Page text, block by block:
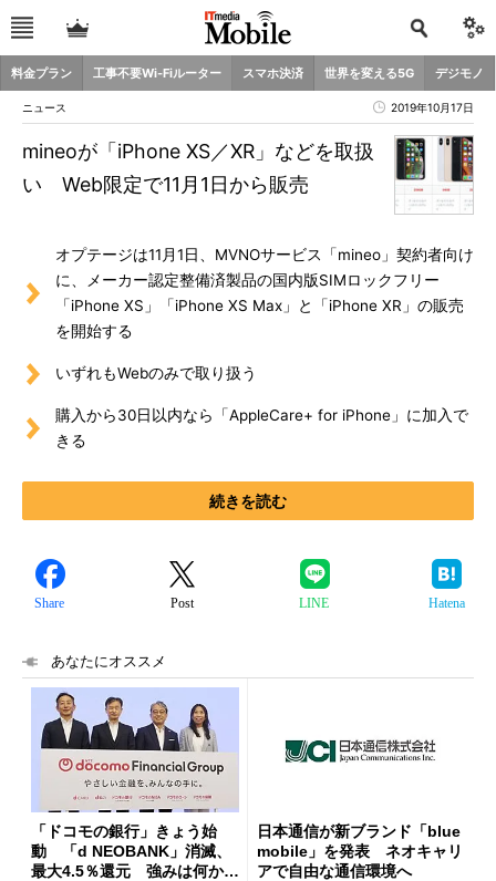
料金プラン 工事不要Wi-Fiルーター スマホ決済 世界を変える5G デジモノ
ニュース 2019年10月17日
mineoが「iPhone XS／XR」などを取扱
い Web限定で11月1日から販売
オプテージは11月1日、MVNOサービス「mineo」契約者向け
に、メーカー認定整備済製品の国内版SIMロックフリー
「iPhone XS」「iPhone XS Max」と「iPhone XR」の販売
を開始する
いずれもWebのみで取り扱う
購入から30日以内なら「AppleCare+ for iPhone」に加入で
きる
続きを読む
Share Post LINE Hatena
あなたにオススメ
「ドコモの銀行」きょう始
動 「d NEOBANK」消滅、
最大4.5％還元 強みは何か解
日本通信が新ブランド「blue
mobile」を発表 ネオキャリ
アで自由な通信環境へ